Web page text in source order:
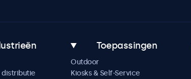
distributie
Toepassingen
Outdoor
Kiosks & Self-Service